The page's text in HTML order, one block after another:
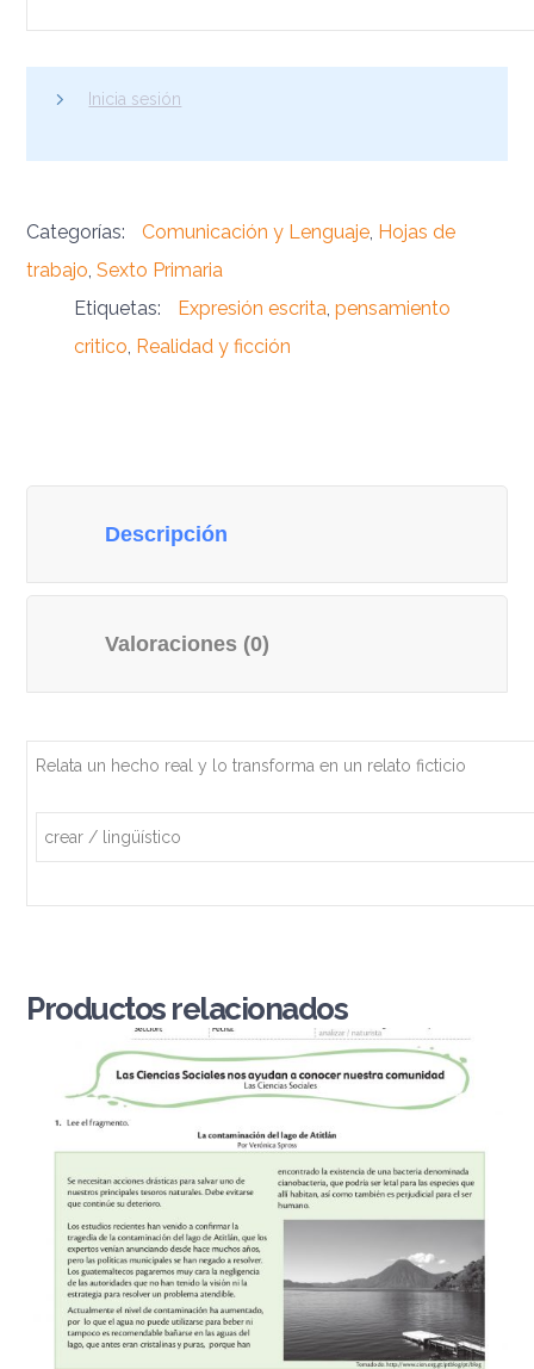
Inicia sesión
Categorías: Comunicación y Lenguaje Hojas de
trabajo ,Sexto Primaria
Etiquetas:
Expresión escrita ,pensamiento
critico Realidad y ficción
Descripción
Valoraciones (0)
Relata un hecho real y lo transforma en un relato ficticio
crear / lingüístico
Productos relacionados